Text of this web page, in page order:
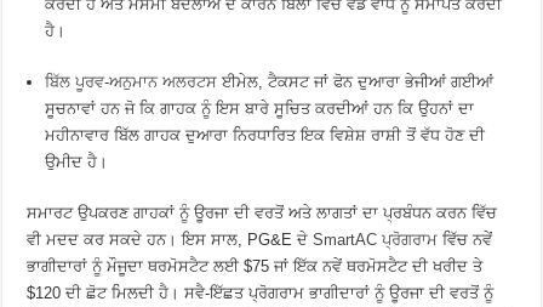
ਕਰਦੀ ਹੈ ਅਤੇ ਮੌਸਮੀ ਬਦਲਾਅ ਦੇ ਕਾਰਨ ਬਿੱਲਾਂ ਵਿੱਚ ਵੱਡੇ ਵਾਧੇ ਨੂੰ ਸਮਾਪਤ ਕਰਦੀ
ਹੈ।
ਬਿੱਲ ਪੂਰਵ-ਅਨੁਮਾਨ ਅਲਰਟਸ ਈਮੇਲ, ਟੈਕਸਟ ਜਾਂ ਫੋਨ ਦੁਆਰਾ ਭੇਜੀਆਂ ਗਈਆਂ
ਸੂਚਨਾਵਾਂ ਹਨ ਜੋ ਕਿ ਗਾਹਕ ਨੂੰ ਇਸ ਬਾਰੇ ਸੂਚਿਤ ਕਰਦੀਆਂ ਹਨ ਕਿ ਉਹਨਾਂ ਦਾ
ਮਹੀਨਾਵਾਰ ਬਿੱਲ ਗਾਹਕ ਦੁਆਰਾ ਨਿਰਧਾਰਿਤ ਇਕ ਵਿਸ਼ੇਸ਼ ਰਾਸ਼ੀ ਤੋਂ ਵੱਧ ਹੋਣ ਦੀ
ਉਮੀਦ ਹੈ।
ਸਮਾਰਟ ਉਪਕਰਣ ਗਾਹਕਾਂ ਨੂੰ ਊਰਜਾ ਦੀ ਵਰਤੋਂ ਅਤੇ ਲਾਗਤਾਂ ਦਾ ਪ੍ਰਬੰਧਨ ਕਰਨ ਵਿੱਚ
ਵੀ ਮਦਦ ਕਰ ਸਕਦੇ ਹਨ। ਇਸ ਸਾਲ, PG&E ਦੇSmartAC ਪ੍ਰੋਗਰਾਮ ਵਿੱਚ ਨਵੇਂ
ਭਾਗੀਦਾਰਾਂ ਨੂੰ ਮੌਜੂਦਾ ਥਰਮੋਸਟੈਟ ਲਈ $75 ਜਾਂ ਇੱਕ ਨਵੇਂ ਥਰਮੋਸਟੈਟ ਦੀ ਖਰੀਦ ਤੇ
$120 ਦੀ ਛੋਟ ਮਿਲਦੀ ਹੈ। ਸਵੈ-ਇੱਛਤ ਪ੍ਰੋਗਰਾਮ ਭਾਗੀਦਾਰਾਂ ਨੂੰ ਊਰਜਾ ਦੀ ਵਰਤੋਂ ਨੂੰ